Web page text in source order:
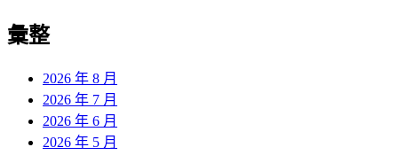
彙整
2026 年 8 月
2026 年 7 月
2026 年 6 月
2026 年 5 月